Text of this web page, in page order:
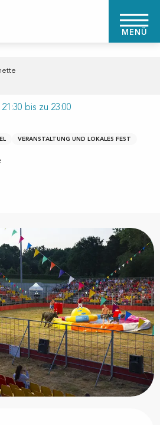
MENÜ
bis zu 23:00
VERANSTALTUNG UND LOKALES FEST